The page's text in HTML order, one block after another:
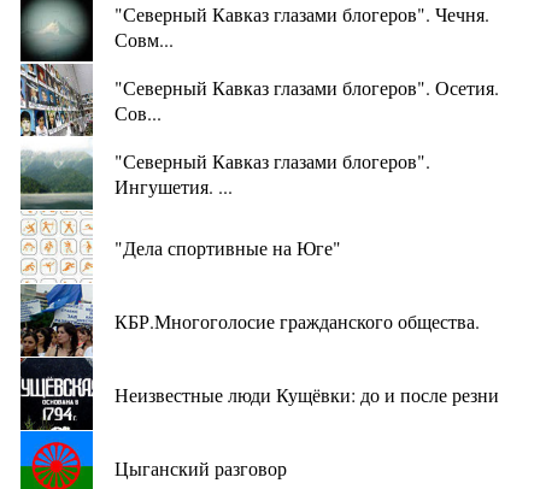
"Северный Кавказ глазами блогеров". Чечня.
Совм...
"Северный Кавказ глазами блогеров". Осетия.
Сов...
"Северный Кавказ глазами блогеров".
Ингушетия. ...
"Дела спортивные на Юге"
КБР.Многоголосие гражданского общества.
Неизвестные люди Кущёвки: до и после резни
Цыганский разговор